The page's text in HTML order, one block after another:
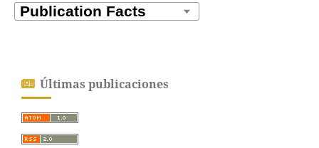
Últimas publicaciones